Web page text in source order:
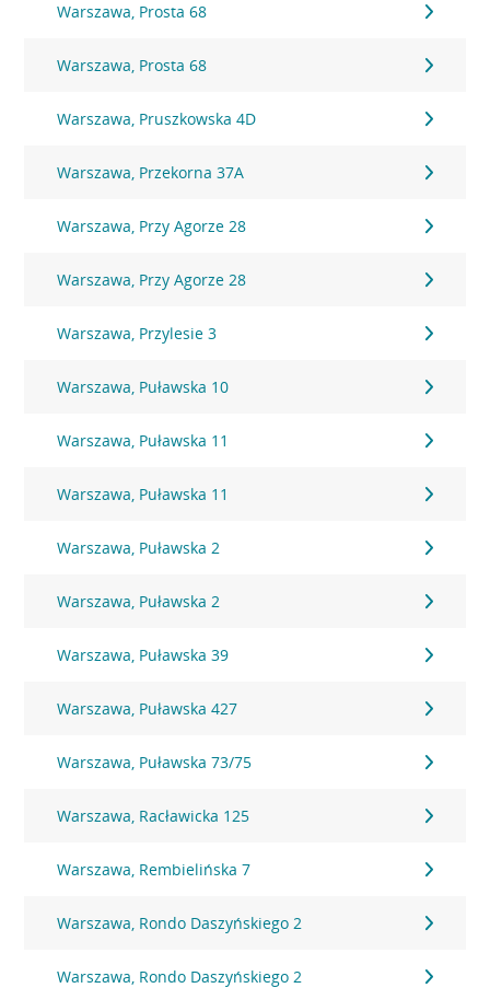
Warszawa, Prosta 68
Warszawa, Prosta 68
Warszawa, Pruszkowska 4D
Warszawa, Przekorna 37A
Warszawa, Przy Agorze 28
Warszawa, Przy Agorze 28
Warszawa, Przylesie 3
Warszawa, Puławska 10
Warszawa, Puławska 11
Warszawa, Puławska 11
Warszawa, Puławska 2
Warszawa, Puławska 2
Warszawa, Puławska 39
Warszawa, Puławska 427
Warszawa, Puławska 73/75
Warszawa, Racławicka 125
Warszawa, Rembielińska 7
Warszawa, Rondo Daszyńskiego 2
Warszawa, Rondo Daszyńskiego 2